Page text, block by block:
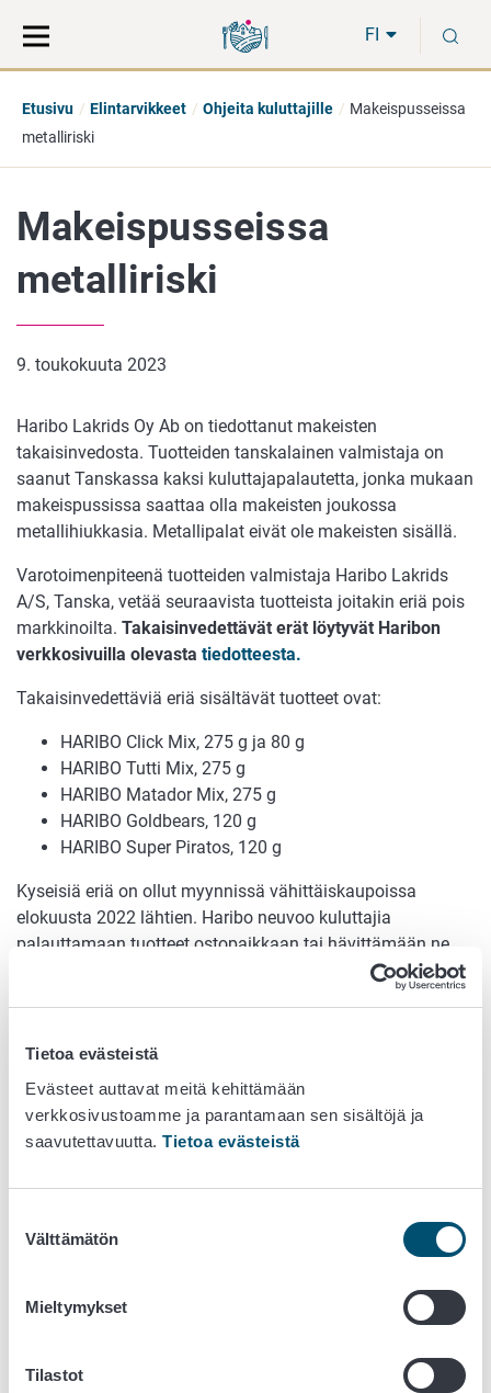
Tietoa evästeistä
Evästeet auttavat meitä kehittämään
verkkosivustoamme ja parantamaan sen sisältöjä ja
saavutettavuutta. Tietoa evästeistä
valinta
Välttämätön
Mieltymykset
Tilastot
suoraan
sisältöön
koko
sivuston
FI
Etusivu Elintarvikkeet Ohjeita kuluttajille
Makeispusseissa
metalliriski
Makeispusseissa
metalliriski
9. toukokuuta 2023
Haribo Lakrids Oy Ab on tiedottanut makeisten
takaisinvedosta. Tuotteiden tanskalainen valmistaja on
saanut Tanskassa kaksi kuluttajapalautetta, jonka mukaan
makeispussissa saattaa olla makeisten joukossa
metallihiukkasia. Metallipalat eivät ole makeisten sisällä.
Varotoimenpiteenä tuotteiden valmistaja Haribo Lakrids
A/S, Tanska, vetää seuraavista tuotteista joitakin eriä pois
markkinoilta. Takaisinvedettävät erät löytyvät Haribon
verkkosivuilla olevasta tiedotteesta.
Takaisinvedettäviä eriä sisältävät tuotteet ovat:
HARIBO Click Mix, 275 g ja 80 g
HARIBO Tutti Mix, 275 g
HARIBO Matador Mix, 275 g
HARIBO Goldbears, 120 g
HARIBO Super Piratos, 120 g
Kyseisiä eriä on ollut myynnissä vähittäiskaupoissa
elokuusta 2022 lähtien. Haribo neuvoo kuluttajia
palauttamaan tuotteet ostopaikkaan tai hävittämään ne.
Lisäksi mikäli kuluttaja havaitsee epäilyttäviä oireita, jotka
voivat liittyä kyseisten tuotteiden nauttimiseen, yritys
Lisätietoja:nordic.recall@haribo.com
Asiaa hoitaa Ruokavirastossa ylitarkastaja Mika Varjonen,
p. 050 38 68 416, etunimi.sukunimi@ruokavirasto.fi